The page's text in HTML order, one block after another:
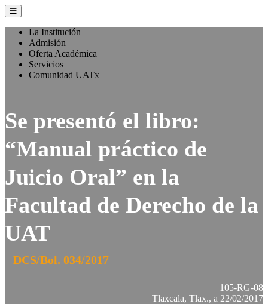
La Institución
Admisión
Oferta Académica
Servicios
Comunidad UATx
Se presentó el libro:
“Manual práctico de
Juicio Oral” en la
Facultad de Derecho de la
UAT
DCS/Bol. 034/2017
105-RG-08
Tlaxcala, Tlax., a 22/02/2017